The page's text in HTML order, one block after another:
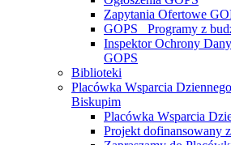
Zapytania Ofertowe
GOPS_ Programy z
Inspektor Ochrony
GOPS
Biblioteki
Placówka Wsparcia
Biskupim
Placówka Wsparcia
Projekt dofinansowany